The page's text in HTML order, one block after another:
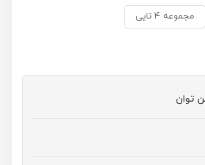
مجموعه ۴ تایی
توان